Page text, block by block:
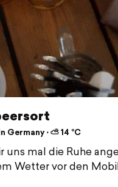
Germany ⋅ ⛅ 14 °C
uns mal die Ruhe
Wetter vor den